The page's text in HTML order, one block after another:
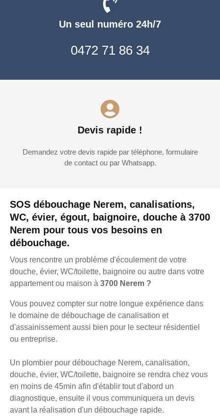
SOS débouchage Nerem, canalisations,
WC, évier, égout, baignoire, douche à 3700
Nerem pour tous vos besoins en
débouchage.
Vous rencontre un problème d'écoulement de votre
douche, évier, WC/toilette, baignoire ou autre dans votre
appartement ou maison à 3700 Nerem ?
Vous pouvez compter sur notre longue expérience dans
le domaine de débouchage de canalisation et
d'assainissement aussi bien pour le secteur résidentiel
ou entreprise.
Un plombier pour débouchage Nerem, canalisation,
douche, évier, WC/toilette, baignoire se rendra chez vous
en moins de 45min afin d'établir tout d'abord un
diagnostique, ensuite il vous communiquera un devis
avant la réalisation d'un débouchage rapide.
Un seul numéro 24h/7
0472 71 86 34
Devis rapide !
Demandez votre devis rapide par téléphone, formulaire
de contact ou par Whatsapp.